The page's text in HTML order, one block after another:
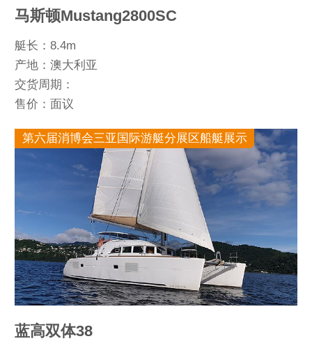
马斯顿Mustang2800SC
艇长：8.4m
产地：澳大利亚
交货周期：
售价：面议
第六届消博会三亚国际游艇分展区船艇展示
蓝高双体38